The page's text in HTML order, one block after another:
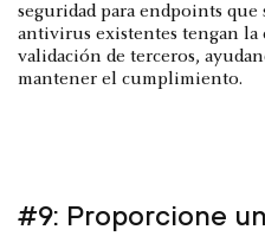
seguridad para endpoints
antivirus existentes tengan la
validación de terceros,
mantener el cumplimiento.
#9: Proporcione